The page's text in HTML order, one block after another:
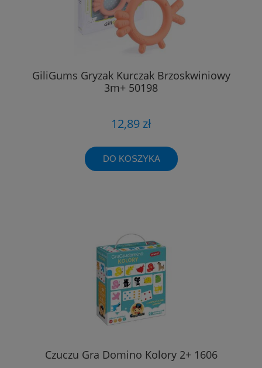
GiliGums Gryzak Kurczak Brzoskwiniowy
3m+ 50198
12,89 zł
DO KOSZYKA
Czuczu Gra Domino Kolory 2+ 1606